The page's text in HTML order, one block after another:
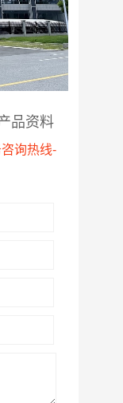
品资料
询热线-